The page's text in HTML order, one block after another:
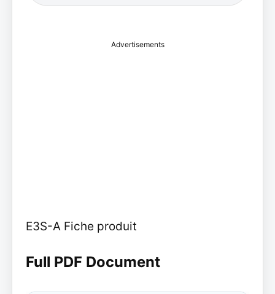
Advertisements
E3S-A Fiche produit
Full PDF Document